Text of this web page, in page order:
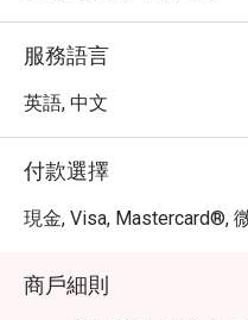
服務語言
英語, 中文
付款選擇
現金, Visa, Mastercard®,
商戶細則